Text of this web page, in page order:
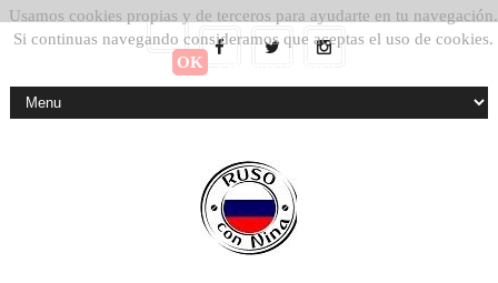
Usamos cookies propias y de terceros para ayudarte en tu navegación.
Si continuas navegando consideramos que aceptas el uso de cookies.
OK